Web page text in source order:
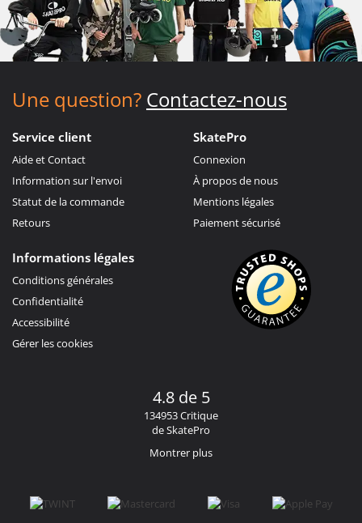
Une question? Contactez-nous
Service client
Aide et Contact
Information sur l'envoi
Statut de la commande
Retours
SkatePro
Connexion
À propos de nous
Mentions légales
Paiement sécurisé
Informations légales
Conditions générales
Confidentialité
Accessibilité
Gérer les cookies
4.8 de 5
134953 Critique
de SkatePro
Montrer plus